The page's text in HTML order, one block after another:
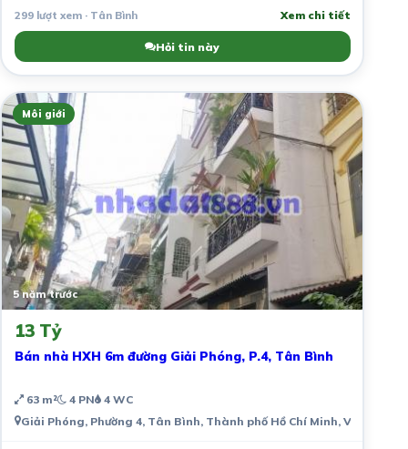
299 lượt xem · Tân Bình Xem chi tiết
Hỏi tin này
Môi giới
5 năm trước
13 Tỷ
Bán nhà HXH 6m đường Giải Phóng, P.4, Tân Bình
63 m² 4 PN 4 WC
Giải Phóng, Phường 4, Tân Bình, Thành phố Hồ Chí Minh, Việt Nam